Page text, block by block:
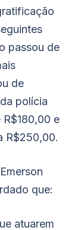
passou de
de
polícia
e
R$250,00.
que:
atuarem